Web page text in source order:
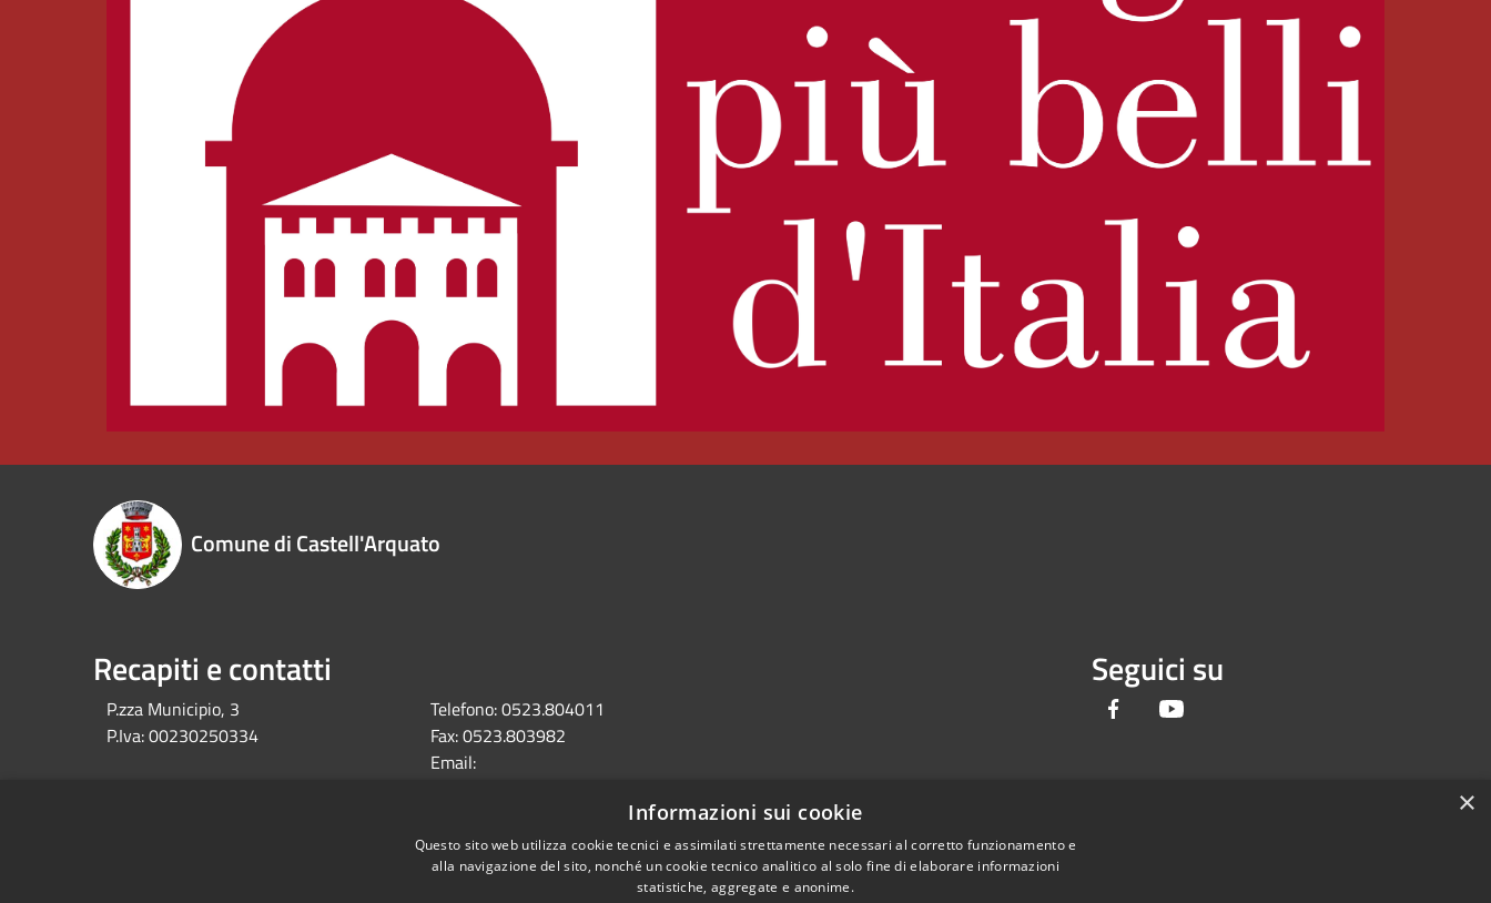
Comune di Castell'Arquato
Recapiti e contatti
P.zza Municipio, 3
P.Iva:00230250334
Telefono:0523.804011
Fax:0523.803982
Email:
comune.castellarquato@sintranet.legalmail.it
Seguici su
Facebook
×
Informazioni sui cookie
Questo sito web utilizza cookie tecnici e assimilati strettamente necessari al corretto funzionamento e
alla navigazione del sito, nonché un cookie tecnico analitico al solo fine di elaborare informazioni
statistiche, aggregate e anonime.